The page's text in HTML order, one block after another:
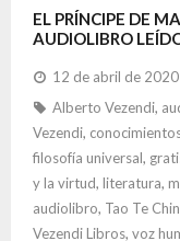
b
o
o
k
es
t
EL PRÍNCIPE DE
AUDIOLIBRO
12 de abril de 2020
Alberto Vezendi,
Vezendi,
filosofía universal,
y la virtud, literatura,
audiolibro, Tao Te
Vezendi Libros, voz